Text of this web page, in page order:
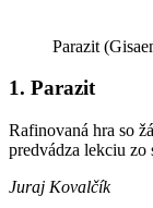
Parazit
1. Parazit
Rafinovaná hra so
predvádza lekciu zo
Juraj Kovalčík